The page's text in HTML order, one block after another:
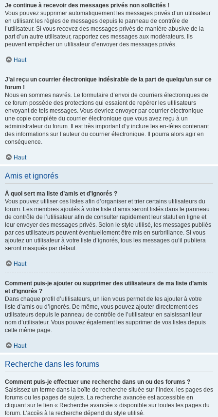
Je continue à recevoir des messages privés non sollicités !
Vous pouvez supprimer automatiquement les messages privés d’un utilisateur
en utilisant les règles de messages depuis le panneau de contrôle de
l’utilisateur. Si vous recevez des messages privés de manière abusive de la
part d’un autre utilisateur, rapportez ces messages aux modérateurs. Ils
peuvent empêcher un utilisateur d’envoyer des messages privés.
Haut
J’ai reçu un courrier électronique indésirable de la part de quelqu’un sur ce
forum !
Nous en sommes navrés. Le formulaire d’envoi de courriers électroniques de
ce forum possède des protections qui essaient de repérer les utilisateurs
envoyant de tels messages. Vous devriez envoyer par courrier électronique
une copie complète du courrier électronique que vous avez reçu à un
administrateur du forum. Il est très important d’y inclure les en-têtes contenant
des informations sur l’auteur du courrier électronique. Il pourra alors agir en
conséquence.
Haut
Amis et ignorés
À quoi sert ma liste d’amis et d’ignorés ?
Vous pouvez utiliser ces listes afin d’organiser et trier certains utilisateurs du
forum. Les membres ajoutés à votre liste d’amis seront listés dans le panneau
de contrôle de l’utilisateur afin de consulter rapidement leur statut en ligne et
leur envoyer des messages privés. Selon le style utilisé, les messages publiés
par ces utilisateurs peuvent éventuellement être mis en surbrillance. Si vous
ajoutez un utilisateur à votre liste d’ignorés, tous les messages qu’il publiera
seront masqués par défaut.
Haut
Comment puis-je ajouter ou supprimer des utilisateurs de ma liste d’amis
et d’ignorés ?
Dans chaque profil d’utilisateurs, un lien vous permet de les ajouter à votre
liste d’amis ou d’ignorés. De même, vous pouvez ajouter directement des
utilisateurs depuis le panneau de contrôle de l’utilisateur en saisissant leur
nom d’utilisateur. Vous pouvez également les supprimer de vos listes depuis
cette même page.
Haut
Recherche dans les forums
Comment puis-je effectuer une recherche dans un ou des forums ?
Saisissez un terme dans la boîte de recherche située sur l’index, les pages des
forums ou les pages de sujets. La recherche avancée est accessible en
cliquant sur le lien « Recherche avancée » disponible sur toutes les pages du
forum. L’accès à la recherche dépend du style utilisé.